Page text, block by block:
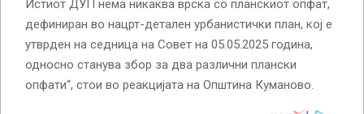
Истиот ДУП нема никаква врска со планскиот опфат,
дефиниран во нацрт-детален урбанистички план, кој е
утврден на седница на Совет на 05.05.2025 година,
односно станува збор за два различни плански
опфати“, стои во реакцијата на Општина Куманово.